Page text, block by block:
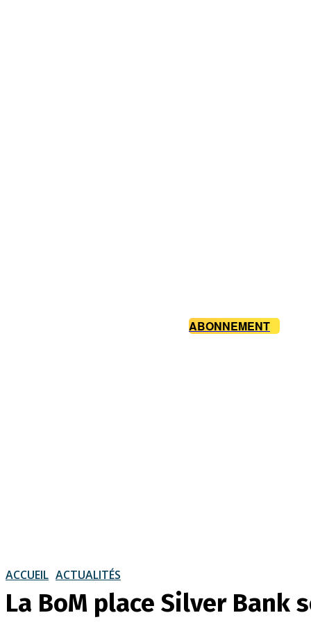
ABONNEMENT
ACCUEIL ACTUALITÉS
La BoM place Silver Bank